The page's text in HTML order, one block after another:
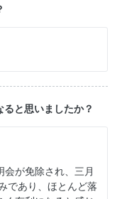
と思いましたか？
が免除され、三月
であり、ほとんど落